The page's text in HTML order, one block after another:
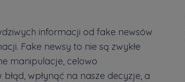
informacji od fake newsów
Fake newsy to nie są zwykłe
manipulacje, celowo
wpłynąć na nasze decyzje, a